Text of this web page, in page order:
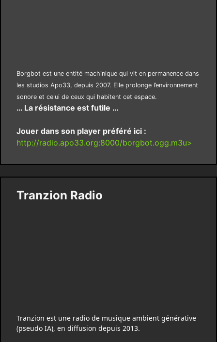
Borgbot est une entité machinique qui vit en permanence dans
les studios Apo33, depuis 2007. Elle prolonge l’environnement
sonore et celui de ceux qui habitent cet espace.
… La résistance est futile …
Jouer dans son player préféré ici :
http://radio.apo33.org:8000/borgbot.ogg.m3u>
Tranzion Radio
Tranzion est une radio de musique ambient générative
(pseudo IA), en diffusion depuis 2013.